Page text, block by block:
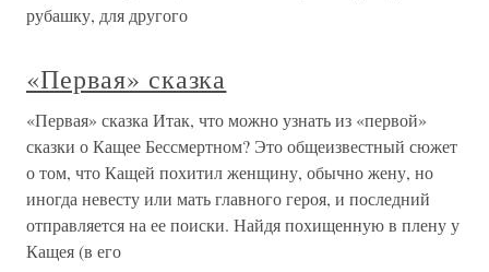
рубашку, для другого
«Первая» сказка
«Первая» сказка Итак, что можно узнать из «первой»
сказки о Кащее Бессмертном? Это общеизвестный сюжет
о том, что Кащей похитил женщину, обычно жену, но
иногда невесту или мать главного героя, и последний
отправляется на ее поиски. Найдя похищенную в плену у
Кащея (в его